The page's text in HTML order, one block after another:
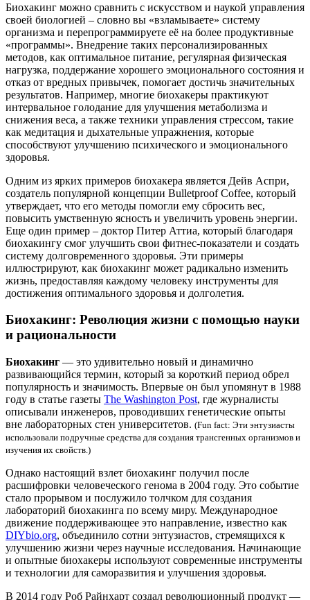
Биохакинг можно сравнить с искусством и наукой управления
своей биологией – словно вы «взламываете» систему
организма и перепрограммируете её на более продуктивные
«программы». Внедрение таких персонализированных
методов, как оптимальное питание, регулярная физическая
нагрузка, поддержание хорошего эмоционального состояния и
отказ от вредных привычек, помогает достичь значительных
результатов. Например, многие биохакеры практикуют
интервальное голодание для улучшения метаболизма и
снижения веса, а также техники управления стрессом, такие
как медитация и дыхательные упражнения, которые
способствуют улучшению психического и эмоционального
здоровья.
Одним из ярких примеров биохакера является Дейв Аспри,
создатель популярной концепции Bulletproof Coffee, который
утверждает, что его методы помогли ему сбросить вес,
повысить умственную ясность и увеличить уровень энергии.
Еще один пример – доктор Питер Аттиа, который благодаря
биохакингу смог улучшить свои фитнес-показатели и создать
систему долговременного здоровья. Эти примеры
иллюстрируют, как биохакинг может радикально изменить
жизнь, предоставляя каждому человеку инструменты для
достижения оптимального здоровья и долголетия.
Биохакинг: Революция жизни с помощью науки
и рациональности
Биохакинг — это удивительно новый и динамично
развивающийся термин, который за короткий период обрел
популярность и значимость. Впервые он был упомянут в 1988
году в статье газеты The Washington Post, где журналисты
описывали инженеров, проводивших генетические опыты
вне лабораторных стен университетов. (Fun fact: Эти энтузиасты
использовали подручные средства для создания трансгенных организмов и
изучения их свойств.)
Однако настоящий взлет биохакинг получил после
расшифровки человеческого генома в 2004 году. Это событие
стало прорывом и послужило толчком для создания
лабораторий биохакинга по всему миру. Международное
движение поддерживающее это направление, известно как
DIYbio.org, объединило сотни энтузиастов, стремящихся к
улучшению жизни через научные исследования. Начинающие
и опытные биохакеры используют современные инструменты
и технологии для саморазвития и улучшения здоровья.
В 2014 году Роб Райнхарт создал революционный продукт —